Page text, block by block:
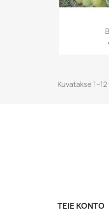

Kuvatakse
TEIE KONTO